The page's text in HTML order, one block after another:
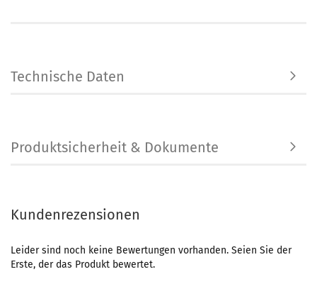
Technische Daten
Produktsicherheit & Dokumente
Kundenrezensionen
Leider sind noch keine Bewertungen vorhanden. Seien Sie der
Erste, der das Produkt bewertet.